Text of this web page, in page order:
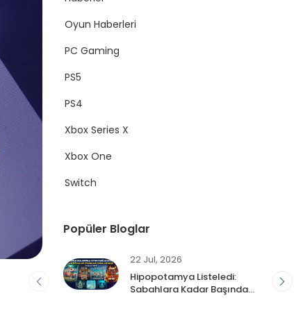
Oyun Haberleri
PC Gaming
PS5
PS4
Xbox Series X
Xbox One
Switch
Popüler Bloglar
22 Jul, 2026
Hipopotamya Listeledi:
Sabahlara Kadar Başından